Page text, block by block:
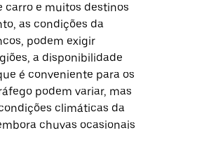
e muitos destinos
as condições da
podem exigir
a disponibilidade
é conveniente para os
podem variar, mas
climáticas da
chuvas ocasionais